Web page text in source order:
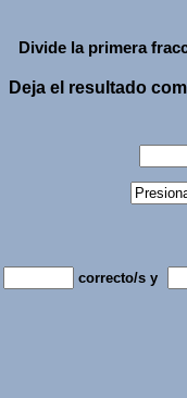
Divide la primera
Deja el resultado
correcto/s y